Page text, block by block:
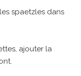
spaetzles dans
ajouter la